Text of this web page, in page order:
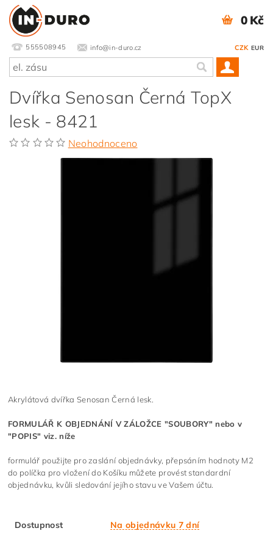
555508945 info@in-duro.cz CZK EUR
0 Kč
Dvířka Senosan Černá TopX
lesk - 8421
Neohodnoceno
Akrylátová dvířka Senosan Černá lesk.
FORMULÁŘ K OBJEDNÁNÍ V ZÁLOŽCE "SOUBORY" nebo v
"POPIS" viz. níže
formulář použijte pro zaslání objednávky, přepsáním hodnoty M2
do políčka pro vložení do Košíku můžete provést standardní
objednávku, kvůli sledování jejího stavu ve Vašem účtu.
Dostupnost Na objednávku 7 dní